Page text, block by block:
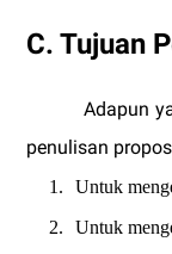
C. Tujuan
Adapun
penulisan
1.
Untuk
2.
Untuk